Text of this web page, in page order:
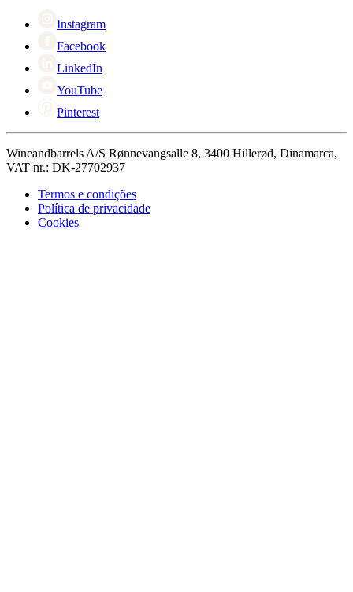
Instagram
Facebook
LinkedIn
YouTube
Pinterest
Wineandbarrels A/S Rønnevangsalle 8, 3400 Hillerød, Dinamarca,
VAT nr.: DK-27702937
Termos e condições
Política de privacidade
Cookies